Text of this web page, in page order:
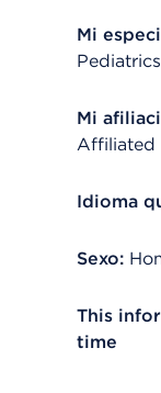
Mi
Pediatrics
Mi
Affiliated
Idioma
Sexo:
This
time